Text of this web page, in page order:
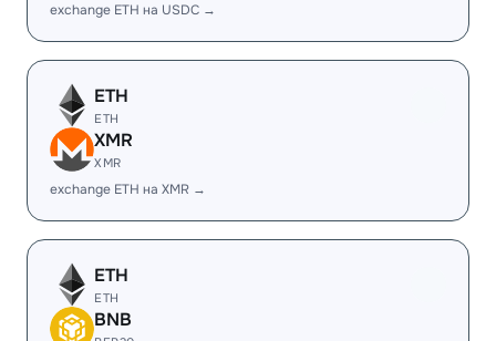
exchange ETH на USDC →
ETH
ETH
XMR
XMR
exchange ETH на XMR →
ETH
ETH
BNB